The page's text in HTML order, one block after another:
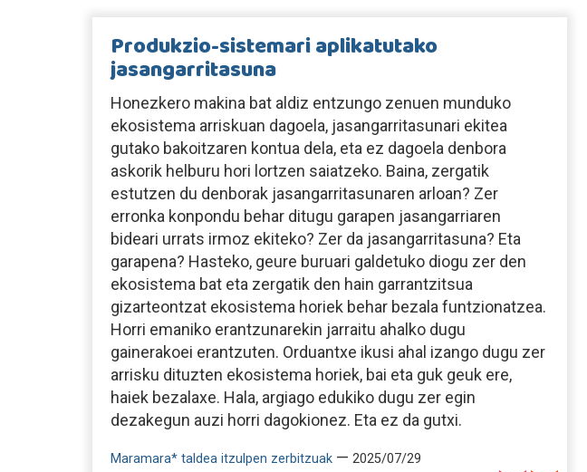
Produkzio-sistemari aplikatutako
jasangarritasuna
Honezkero makina bat aldiz entzungo zenuen munduko
ekosistema arriskuan dagoela, jasangarritasunari ekitea
gutako bakoitzaren kontua dela, eta ez dagoela denbora
askorik helburu hori lortzen saiatzeko. Baina, zergatik
estutzen du denborak jasangarritasunaren arloan? Zer
erronka konpondu behar ditugu garapen jasangarriaren
bideari urrats irmoz ekiteko? Zer da jasangarritasuna? Eta
garapena? Hasteko, geure buruari galdetuko diogu zer den
ekosistema bat eta zergatik den hain garrantzitsua
gizarteontzat ekosistema horiek behar bezala funtzionatzea.
Horri emaniko erantzunarekin jarraitu ahalko dugu
gainerakoei erantzuten. Orduantxe ikusi ahal izango dugu zer
arrisku dituzten ekosistema horiek, bai eta guk geuk ere,
haiek bezalaxe. Hala, argiago edukiko dugu zer egin
dezakegun auzi horri dagokionez. Eta ez da gutxi.
Maramara* taldea itzulpen zerbitzuak — 2025/07/29